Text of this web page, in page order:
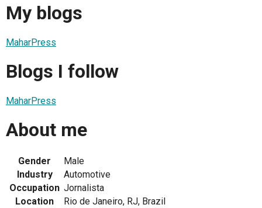
My blogs
MaharPress
Blogs I follow
MaharPress
About me
Gender
Male
Industry
Automotive
Occupation Jornalista
Location
Rio de Janeiro, RJ, Brazil